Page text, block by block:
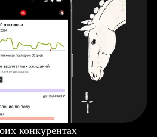
конкурентах